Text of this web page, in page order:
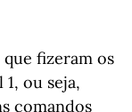
fizeram os
ou seja,
comandos